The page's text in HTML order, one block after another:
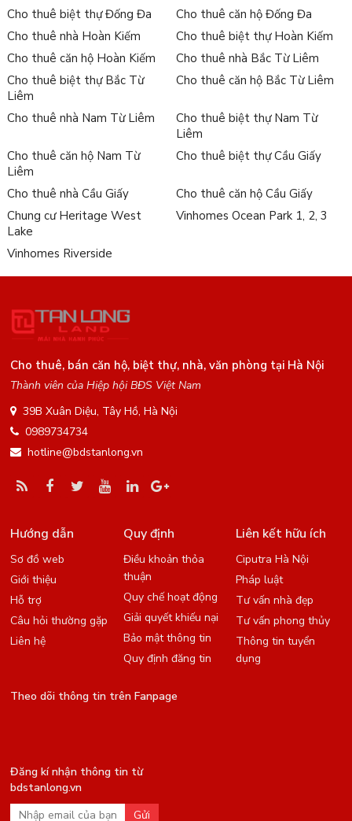
Cho thuê biệt thự Đống Đa
Cho thuê căn hộ Đống Đa
Cho thuê nhà Hoàn Kiếm
Cho thuê biệt thự Hoàn Kiếm
Cho thuê căn hộ Hoàn Kiếm
Cho thuê nhà Bắc Từ Liêm
Cho thuê biệt thự Bắc Từ
Liêm
Cho thuê căn hộ Bắc Từ Liêm
Cho thuê nhà Nam Từ Liêm
Cho thuê biệt thự Nam Từ
Liêm
Cho thuê căn hộ Nam Từ
Liêm
Cho thuê biệt thự Cầu Giấy
Cho thuê nhà Cầu Giấy
Cho thuê căn hộ Cầu Giấy
Chung cư Heritage West
Lake
Vinhomes Ocean Park 1, 2, 3
Vinhomes Riverside
Cho thuê, bán căn hộ, biệt thự, nhà, văn phòng tại Hà Nội
Thành viên của Hiệp hội BĐS Việt Nam
39B Xuân Diệu, Tây Hồ, Hà Nội
0989734734
hotline@bdstanlong.vn
Hướng dẫn
Sơ đồ web
Giới thiệu
Hỗ trợ
Câu hỏi thường gặp
Liên hệ
Quy định
Điều khoản thỏa
thuận
Quy chế hoạt động
Giải quyết khiếu nại
Bảo mật thông tin
Quy định đăng tin
Liên kết hữu ích
Ciputra Hà Nội
Pháp luật
Tư vấn nhà đẹp
Tư vấn phong thủy
Thông tin tuyển
dụng
Theo dõi thông tin trên Fanpage
Đăng kí nhận thông tin từ
bdstanlong.vn
Gửi